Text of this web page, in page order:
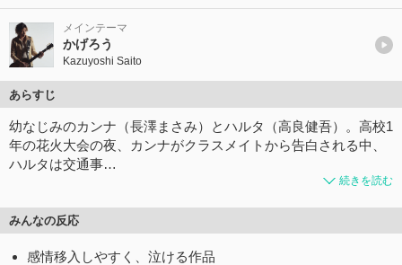
メインテーマ
かげろう
Kazuyoshi Saito
あらすじ
幼なじみのカンナ（長澤まさみ）とハルタ（高良健吾）。高校1
年の花火大会の夜、カンナがクラスメイトから告白される中、
ハルタは交通事…
続きを読む
みんなの反応
感情移入しやすく、泣ける作品